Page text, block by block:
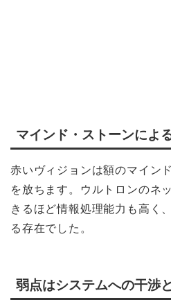
マインド・ストーンによ
赤いヴィジョンは額のマイン
を放ちます。ウルトロンのネ
きるほど情報処理能力も高く
る存在でした。
弱点はシステムへの干渉